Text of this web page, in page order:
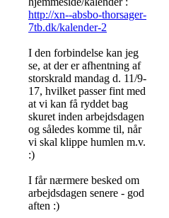
http://xn--absbo-thorsager-
7tb.dk/kalender-2
I den forbindelse kan jeg
se, at der er afhentning af
storskrald mandag d. 11/9-
17, hvilket passer fint med
at vi kan få ryddet bag
skuret inden arbejdsdagen
og således komme til, når
vi skal klippe humlen m.v.
:)
I får nærmere besked om
arbejdsdagen senere - god
aften :)